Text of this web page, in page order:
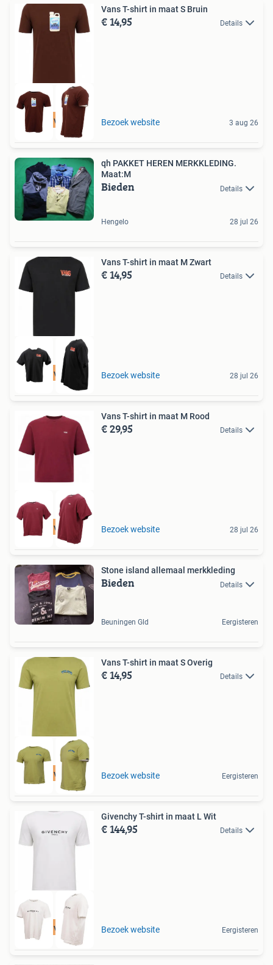
Tot 75% voordeel
Vans T-shirt in maat S Bruin
€ 14,95 Details
Bezoek website 3 aug 26
qh PAKKET HEREN MERKKLEDING.
Maat:M
Bieden Details
Hengelo 28 jul 26
Tot 75% voordeel
Vans T-shirt in maat M Zwart
€ 14,95 Details
Bezoek website 28 jul 26
Tot 75% voordeel
Vans T-shirt in maat M Rood
€ 29,95 Details
Bezoek website 28 jul 26
Stone island allemaal merkkleding
Bieden Details
Beuningen Gld Eergisteren
Tot 75% voordeel
Vans T-shirt in maat S Overig
€ 14,95 Details
Bezoek website Eergisteren
Tot 75% voordeel
Givenchy T-shirt in maat L Wit
€ 144,95 Details
Bezoek website Eergisteren